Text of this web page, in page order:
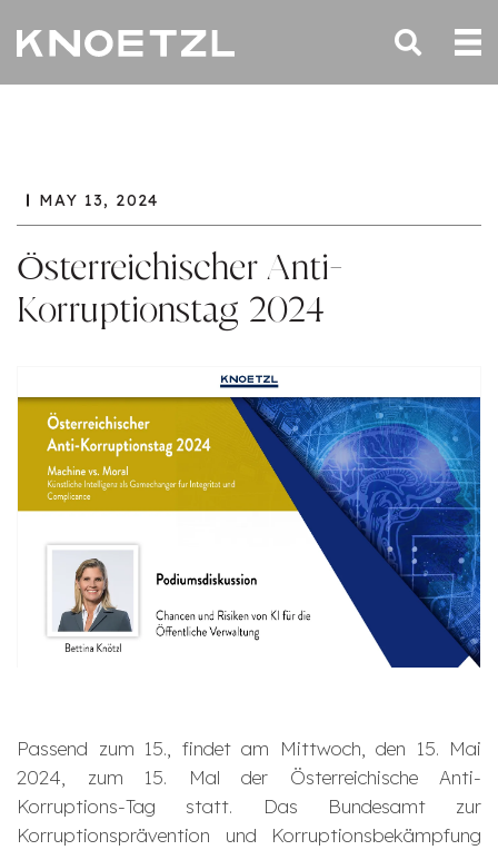
MAY 13, 2024
Österreichischer Anti-
Korruptionstag 2024
Passend zum 15., findet am Mittwoch, den 15. Mai
2024, zum 15. Mal der Österreichische Anti-
Korruptions-Tag statt. Das Bundesamt zur
Korruptionsprävention und Korruptionsbekämpfung